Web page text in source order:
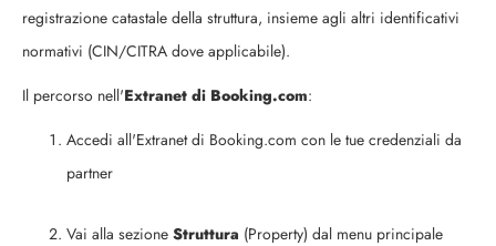
registrazione catastale della struttura, insieme agli altri identificativi
normativi (CIN/CITRA dove applicabile).
Il percorso nell'Extranet di Booking.com:
Accedi all'Extranet di Booking.com con le tue credenziali da
partner
Vai alla sezione Struttura (Property) dal menu principale